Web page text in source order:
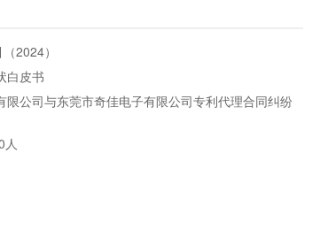
2024）
白皮书
公司与东莞市奇佳电子有限公司专利代理合同纠纷